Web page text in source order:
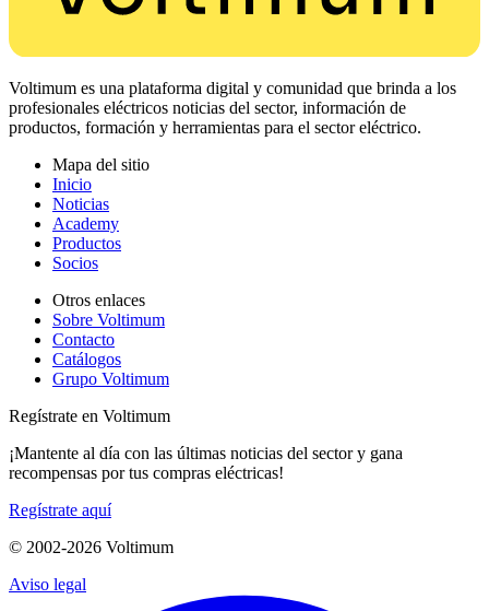
Voltimum es una plataforma digital y comunidad que brinda a los
profesionales eléctricos noticias del sector, información de
productos, formación y herramientas para el sector eléctrico.
Mapa del sitio
Inicio
Noticias
Academy
Productos
Socios
Otros enlaces
Sobre Voltimum
Contacto
Catálogos
Grupo Voltimum
Regístrate en Voltimum
¡Mantente al día con las últimas noticias del sector y gana
recompensas por tus compras eléctricas!
Regístrate aquí
© 2002-2026 Voltimum
Aviso legal